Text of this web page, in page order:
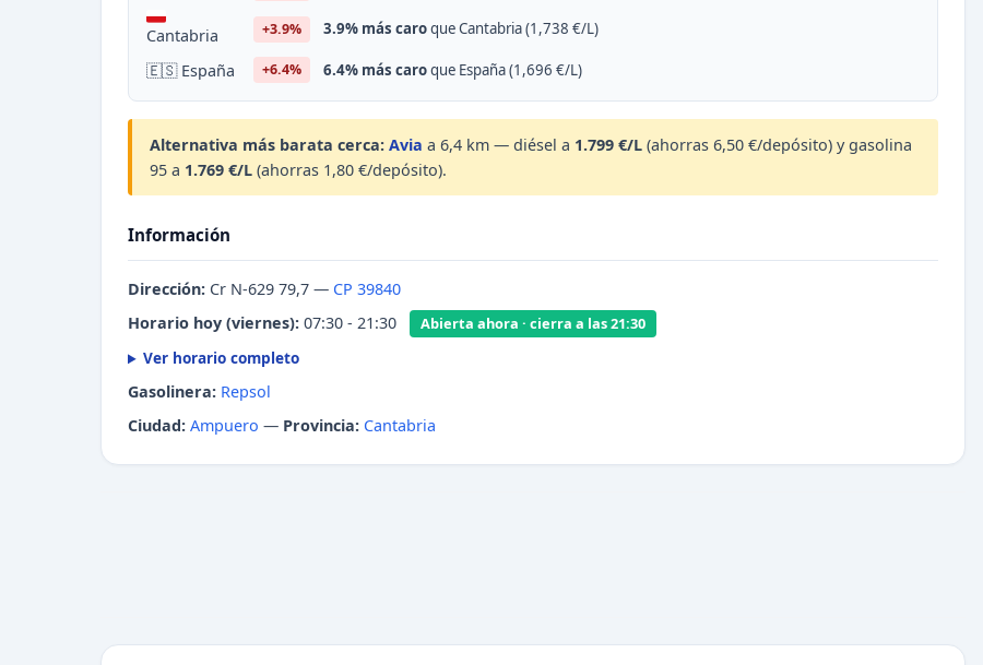
Cantabria +3.9% 3.9% más caroque Cantabria (1,738 €/L)
🇪🇸 España +6.4% 6.4% más caroque España (1,696 €/L)
Alternativa más barata cerca: Avia a 6,4 km — diésel a 1.799 €/L (ahorras 6,50 €/depósito) y gasolina
95 a 1.769 €/L (ahorras 1,80 €/depósito).
Información
Dirección: Cr N-629 79,7 — CP 39840
Horario hoy (viernes): 07:30 - 21:30 Abierta ahora · cierra a las 21:30
Ver horario completo
Gasolinera: Repsol
Ciudad: Ampuero — Provincia: Cantabria